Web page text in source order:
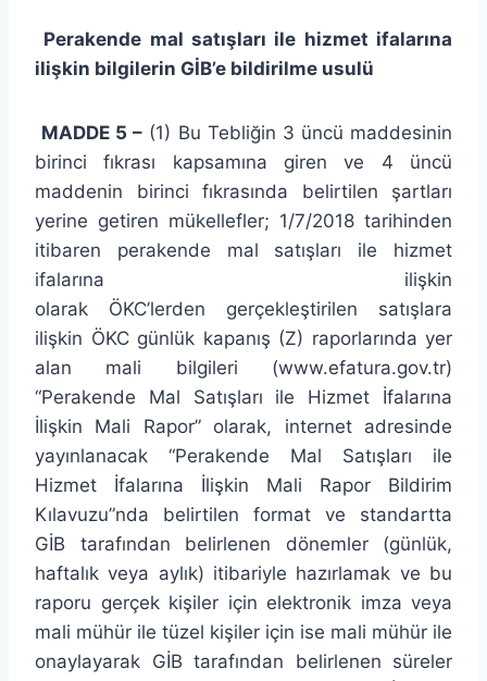
Perakende mal satışları ile hizmet ifalarına
ilişkin bilgilerin GİB’e bildirilme usulü
MADDE 5 – (1) Bu Tebliğin 3 üncü maddesinin
birinci fıkrası kapsamına giren ve 4 üncü
maddenin birinci fıkrasında belirtilen şartları
yerine getiren mükellefler; 1/7/2018 tarihinden
itibaren perakende mal satışları ile hizmet
ifalarına ilişkin
olarak ÖKC’lerden gerçekleştirilen satışlara
ilişkin ÖKC günlük kapanış (Z) raporlarında yer
alan mali bilgileri (www.efatura.gov.tr)
“Perakende Mal Satışları ile Hizmet İfalarına
İlişkin Mali Rapor” olarak, internet adresinde
yayınlanacak “Perakende Mal Satışları ile
Hizmet İfalarına İlişkin Mali Rapor Bildirim
Kılavuzu”nda belirtilen format ve standartta
GİB tarafından belirlenen dönemler (günlük,
haftalık veya aylık) itibariyle hazırlamak ve bu
raporu gerçek kişiler için elektronik imza veya
mali mühür ile tüzel kişiler için ise mali mühür ile
onaylayarak GİB tarafından belirlenen süreler